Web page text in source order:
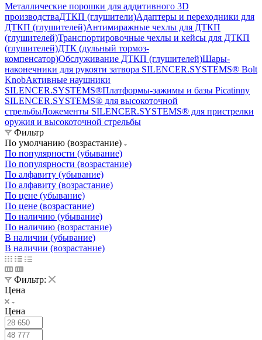
Металлические порошки для аддитивного 3D
производстваДТКП (глушители)Адаптеры и переходники для
ДТКП (глушителей)Антимиражные чехлы для ДТКП
(глушителей)Транспортировочные чехлы и кейсы для ДТКП
(глушителей)ДТК (дульный тормоз-
компенсатор)Обслуживание ДТКП (глушителей)Шары-
наконечники для рукояти затвора SILENCER.SYSTEMS® Bolt
KnobАктивные наушники
SILENCER.SYSTEMS®Платформы-зажимы и базы Picatinny
SILENCER.SYSTEMS® для высокоточной
стрельбыЛожементы SILENCER.SYSTEMS® для пристрелки
оружия и высокоточной стрельбы
Фильтр
По умолчанию (возрастание)
По популярности (убывание)
По популярности (возрастание)
По алфавиту (убывание)
По алфавиту (возрастание)
По цене (убывание)
По цене (возрастание)
По наличию (убывание)
По наличию (возрастание)
В наличии (убывание)
В наличии (возрастание)
Фильтр:
Цена
Цена